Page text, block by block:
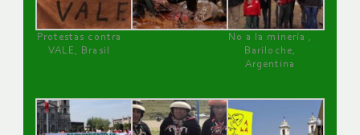
Protestas contra
VALE, Brasil
No a la minería ,
Bariloche,
Argentina